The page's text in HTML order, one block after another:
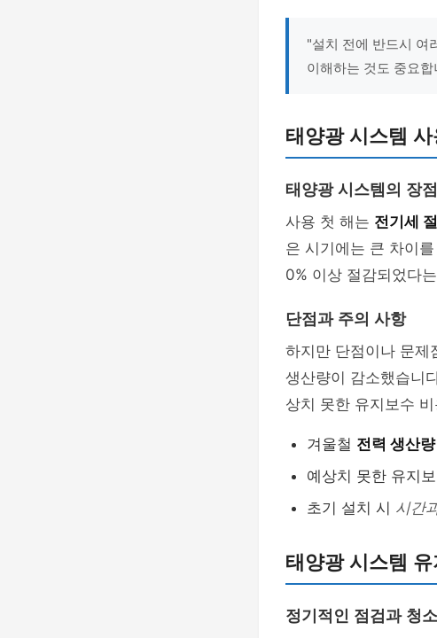
"설치 전에 반드시 여
이해하는 것도 중요합
태양광 시스템
태양광 시스템의 장점
사용 첫 해는 전기세
은 시기에는 큰 차이
0% 이상 절감되었다
단점과 주의 사항
하지만 단점이나 문제
생산량이 감소했습니
상치 못한 유지보수
겨울철 전력 생산
예상치 못한 유지
초기 설치 시 시간
태양광 시스템
정기적인 점검과 청소